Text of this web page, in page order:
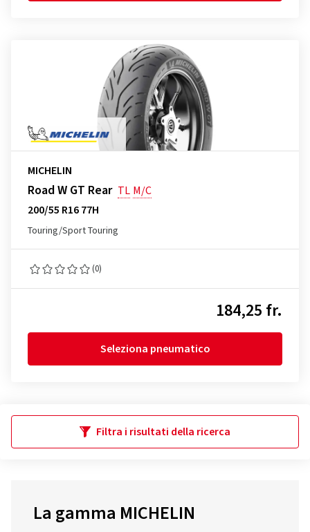
MICHELIN
Road W GT Rear TL M/C
200/55 R16 77H
Touring/Sport Touring
(0)
184,25 fr.
Seleziona pneumatico
Filtra i risultati della ricerca
La gamma MICHELIN